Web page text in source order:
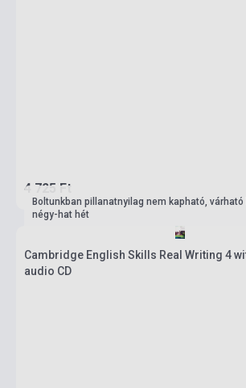
4 725 Ft
Boltunkban pillanatnyilag nem kapható,
négy-hat hét
Cambridge English Skills Real Writing 4
audio CD